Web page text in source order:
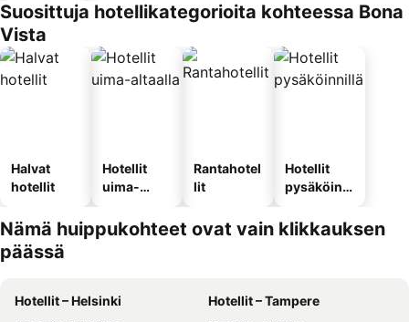
Suosittuja hotellikategorioita kohteessa Bona
Vista
Halvat
hotellit
Hotellit
uima-
Rantahotel
lit
Hotellit
pysäköinni
Nämä huippukohteet ovat vain klikkauksen
päässä
Hotellit – Helsinki
Hotellit – Tampere